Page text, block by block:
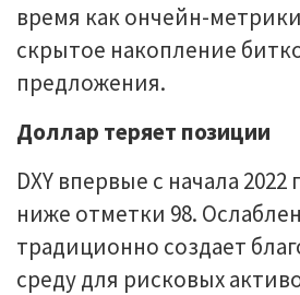
время как ончейн-
скрытое накопление
предложения.
Доллар теряет позиции
DXY впервые с начала 2022
ниже отметки 98.
традиционно создает
среду для рисковых